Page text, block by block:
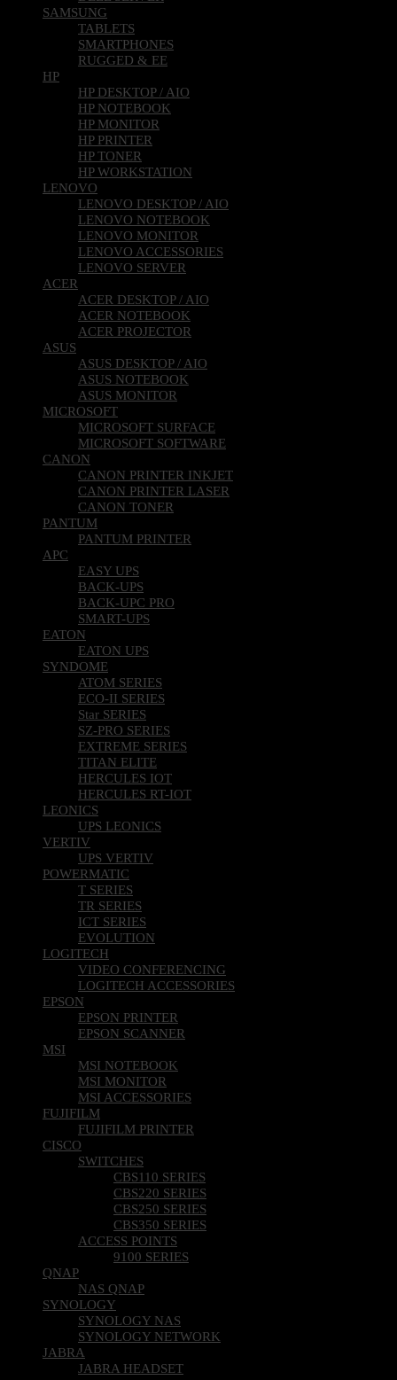
SAMSUNG
TABLETS
SMARTPHONES
RUGGED & EE
HP
HP DESKTOP / AIO
HP NOTEBOOK
HP MONITOR
HP PRINTER
HP TONER
HP WORKSTATION
LENOVO
LENOVO DESKTOP / AIO
LENOVO NOTEBOOK
LENOVO MONITOR
LENOVO ACCESSORIES
LENOVO SERVER
ACER
ACER DESKTOP / AIO
ACER NOTEBOOK
ACER PROJECTOR
ASUS
ASUS DESKTOP / AIO
ASUS NOTEBOOK
ASUS MONITOR
MICROSOFT
MICROSOFT SURFACE
MICROSOFT SOFTWARE
CANON
CANON PRINTER INKJET
CANON PRINTER LASER
CANON TONER
PANTUM
PANTUM PRINTER
APC
EASY UPS
BACK-UPS
BACK-UPC PRO
SMART-UPS
EATON
EATON UPS
SYNDOME
ATOM SERIES
ECO-II SERIES
Star SERIES
SZ-PRO SERIES
EXTREME SERIES
TITAN ELITE
HERCULES IOT
HERCULES RT-IOT
LEONICS
UPS LEONICS
VERTIV
UPS VERTIV
POWERMATIC
T SERIES
TR SERIES
ICT SERIES
EVOLUTION
LOGITECH
VIDEO CONFERENCING
LOGITECH ACCESSORIES
EPSON
EPSON PRINTER
EPSON SCANNER
MSI
MSI NOTEBOOK
MSI MONITOR
MSI ACCESSORIES
FUJIFILM
FUJIFILM PRINTER
CISCO
SWITCHES
CBS110 SERIES
CBS220 SERIES
CBS250 SERIES
CBS350 SERIES
ACCESS POINTS
9100 SERIES
QNAP
NAS QNAP
SYNOLOGY
SYNOLOGY NAS
SYNOLOGY NETWORK
JABRA
JABRA HEADSET